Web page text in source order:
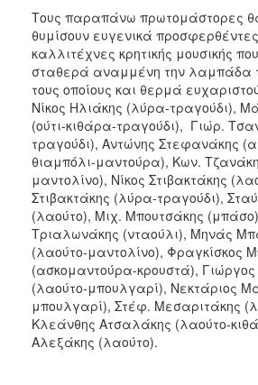
Τους παραπάνω πρωτομάστορες
θυμίσουν ευγενικά
καλλιτέχνες κρητικής μουσικής
σταθερά αναμμένη την λαμπάδα
τους οποίους και θερμά
Νίκος Ηλιάκης (λύρα-τραγούδι),
(ούτι-κιθάρα-τραγούδι), Γιώρ.
τραγούδι), Αντώνης Στεφανάκης
θιαμπόλι-μαντούρα), Κων.
μαντολίνο), Νίκος Στιβακτάκης
Στιβακτάκης (λύρα-τραγούδι),
(λαούτο), Μιχ. Μπουτσάκης
Τριαλωνάκης (νταούλι), Μηνάς
(λαούτο-μαντολίνο), Φραγκίσκος
(ασκομαντούρα-κρουστά),
(λαούτο-μπουλγαρί), Νεκτάριος
μπουλγαρί), Στέφ. Μεσαριτάκης
Κλεάνθης Ατσαλάκης (λαούτο-
Αλεξάκης (λαούτο).